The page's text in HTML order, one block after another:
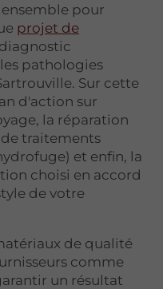
pour
projet de
pathologies
Sur cette
d'action sur
la réparation
traitements
et enfin, la
choisi en accord
de votre
de qualité
comme
un résultat